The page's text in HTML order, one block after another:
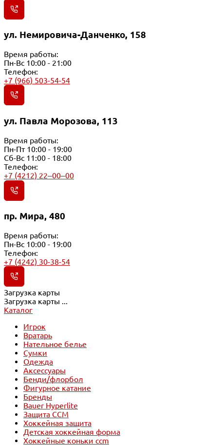
ул. Немировича-Данченко, 158
Время работы:
Пн-Вс 10:00 - 21:00
Телефон:
+7 (966) 503-54-54
ул. Павла Морозова, 113
Время работы:
Пн-Пт 10:00 - 19:00
Сб-Вс 11:00 - 18:00
Телефон:
+7 (4212) 22‒00‒00
пр. Мира, 480
Время работы:
Пн-Вс 10:00 - 19:00
Телефон:
+7 (4242) 30-38-54
Загрузка карты
Загрузка карты ...
Каталог
Игрок
Вратарь
Нательное белье
Сумки
Одежда
Аксессуары
Бенди/флорбол
Фигурное катание
Бренды
Bauer Hyperlite
Защита CCM
Хоккейная защита
Детская хоккейная форма
Хоккейные коньки ccm